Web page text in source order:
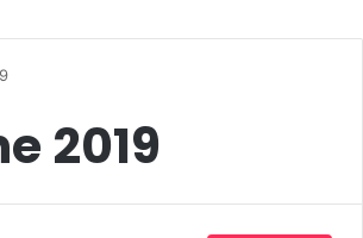
2019